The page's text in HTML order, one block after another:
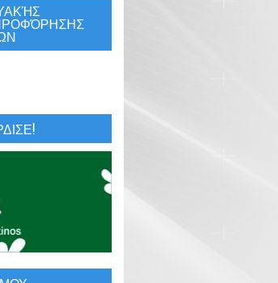
και με θέμα τα γραφήματα των εσωτερικών